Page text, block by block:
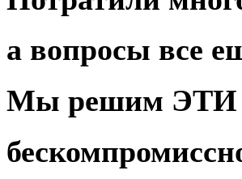
а вопросы все
Мы решим ЭТИ